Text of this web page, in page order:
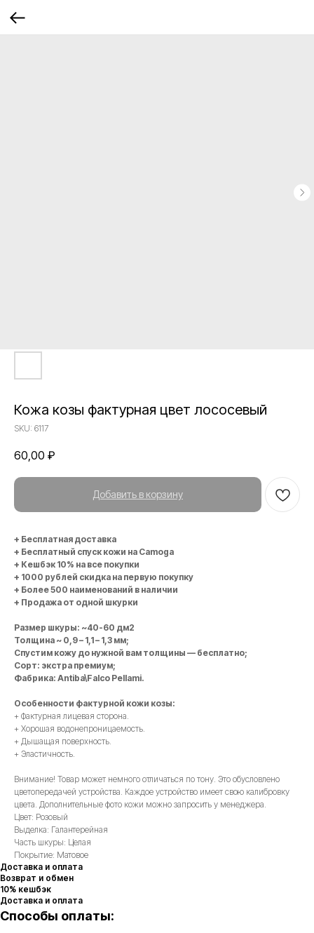
Кожа козы фактурная цвет лососевый
SKU: 6117
60,00 ₽
Добавить в корзину
+ Бесплатная доставка
+ Бесплатный спуск кожи на Camoga
+ Кешбэк 10% на все покупки
+ 1000 рублей скидка на первую покупку
+ Более 500 наименований в наличии
+ Продажа от одной шкурки
Размер шкуры: ~40-60 дм2
Толщина ~ 0,9 – 1,1 – 1,3 мм;
Спустим кожу до нужной вам толщины — бесплатно;
Сорт: экстра премиум;
Фабрика: Antiba\Falco Pellami.
Особенности фактурной кожи козы:
+ Фактурная лицевая сторона.
+ Хорошая водонепроницаемость.
+ Дышащая поверхность.
+ Эластичность.
Внимание! Товар может немного отличаться по тону. Это обусловлено
цветопередачей устройства. Каждое устройство имеет свою калибровку
цвета. Дополнительные фото кожи можно запросить у менеджера.
Цвет: Розовый
Выделка: Галантерейная
Часть шкуры: Целая
Покрытие: Матовое
Доставка и оплата
Возврат и обмен
10% кешбэк
Доставка и оплата
Способы оплаты: